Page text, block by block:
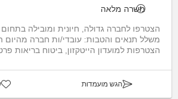
משרה מלאה
הצטרפו לחברה גדולה, חיונית ומובילה בתחום
משלל תנאים והטבות: עובדי/ות חברה מהיום
הצטרפות למועדון הייטקזון, ביטוח בריאות
הגש מועמדות